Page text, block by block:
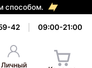
способом.
42 09:00-21:00
Личный